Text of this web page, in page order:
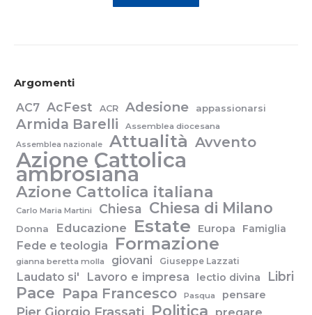
Argomenti
AC7 AcFest ACR Adesione appassionarsi
Armida Barelli Assemblea diocesana
Assemblea nazionale Attualità Avvento
Azione Cattolica
ambrosiana
Azione Cattolica italiana
Carlo Maria Martini Chiesa Chiesa di Milano
Donna Educazione Estate Europa Famiglia
Fede e teologia Formazione
gianna beretta molla giovani Giuseppe Lazzati
Laudato si' Lavoro e impresa lectio divina Libri
Pace Papa Francesco Pasqua pensare
Pier Giorgio Frassati Politica pregare